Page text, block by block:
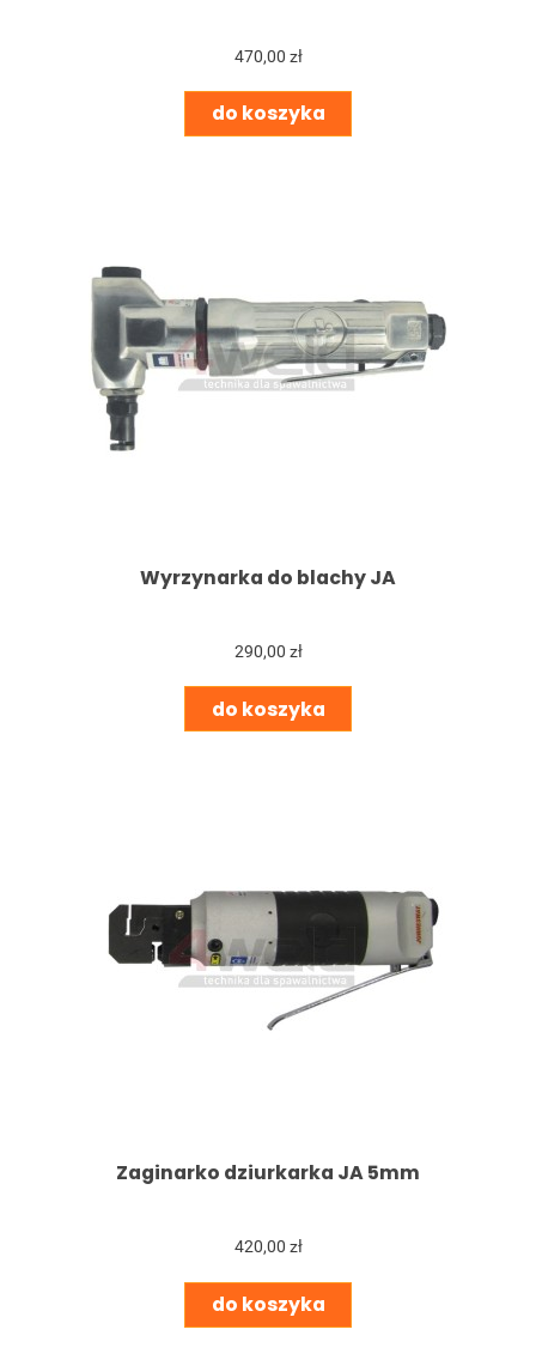
470,00 zł
do koszyka
Wyrzynarka do blachy JA
290,00 zł
do koszyka
Zaginarko dziurkarka JA 5mm
420,00 zł
do koszyka